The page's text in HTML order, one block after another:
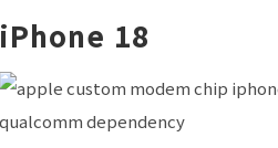
iPhone 18